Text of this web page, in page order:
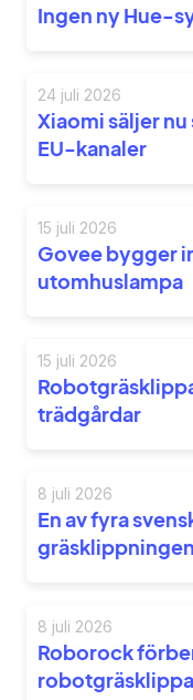
Ingen ny Hue-
24 juli 2026
Xiaomi säljer
EU-kanaler
15 juli 2026
Govee bygger
utomhuslampa
15 juli 2026
trädgårdar
8 juli 2026
En av fyra
gräsklippningen
8 juli 2026
Roborock